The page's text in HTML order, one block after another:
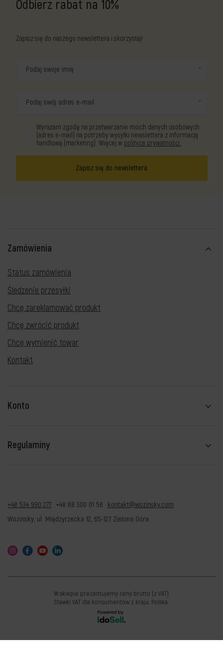
Odbierz rabat na 10%
Zapisz się do naszego newslettera i skorzystaj!
Podaj swoje imię
Podaj swój adres e-mail
Wyrażam zgodę na przetwarzanie moich danych osobowych
(adres e-mail) na potrzeby wysyłki newslettera z informacją
handlową (marketing). Więcej w polityce prywatności.
Zapisz się do newslettera
Zamówienia
Status zamówienia
Śledzenie przesyłki
Chcę zareklamować produkt
Chcę zwrócić produkt
Chcę wymienić towar
Kontakt
Konto
Regulaminy
+48 534 990 277 +48 68 300 01 56 kontakt@wozinsky.com
Wozinsky, ul. Międzyrzecka 12, 65-127 Zielona Góra
W sklepie prezentujemy ceny brutto (z VAT).
Stawki VAT dla konsumentów z kraju: Polska.